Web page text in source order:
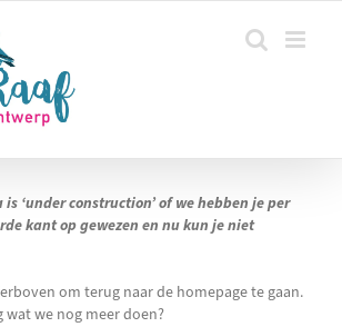
is ‘under construction’ of we hebben je per
kant op gewezen en nu kun je niet
om terug naar de homepage te gaan.
wat we nog meer doen?